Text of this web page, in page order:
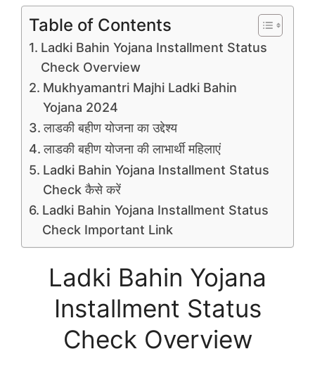
Table of Contents
Ladki Bahin Yojana Installment Status
Check Overview
Mukhyamantri Majhi Ladki Bahin
Yojana 2024
लाडकी बहीण योजना का उद्देश्य
लाडकी बहीण योजना की लाभार्थी महिलाएं
Ladki Bahin Yojana Installment Status
Check कैसे करें
Ladki Bahin Yojana Installment Status
Check Important Link
Ladki Bahin Yojana
Installment Status
Check Overview